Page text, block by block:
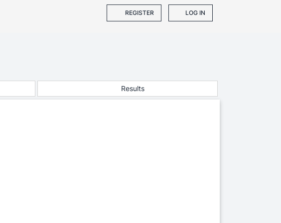
REGISTER LOG IN
Results